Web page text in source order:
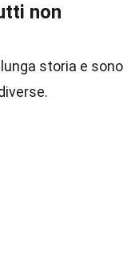
non
storia e sono